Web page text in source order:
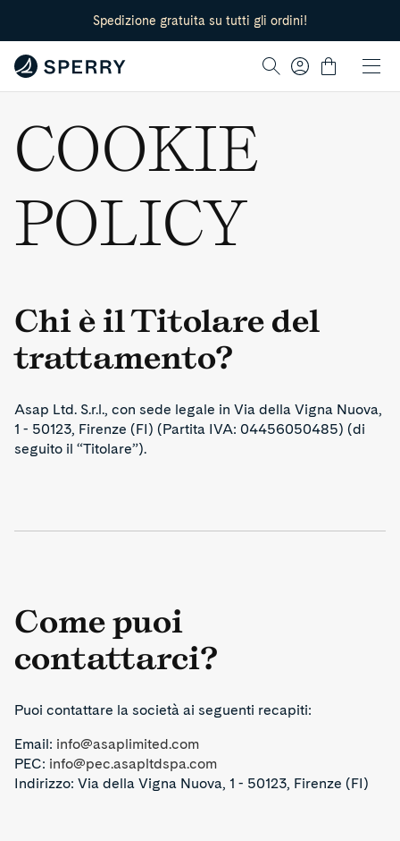
missing:
Spedizione gratuita su tutti gli ordini!
Log Cart
COOKIE
POLICY
Chi è il Titolare del
trattamento?
Asap Ltd. S.r.l., con sede legale in Via della Vigna Nuova,
1 - 50123, Firenze (FI) (Partita IVA: 04456050485) (di
seguito il “Titolare”).
Come puoi
contattarci?
Puoi contattare la società ai seguenti recapiti:
Email: info@asaplimited.com
PEC: info@pec.asapltdspa.com
Indirizzo: Via della Vigna Nuova, 1 - 50123, Firenze (FI)